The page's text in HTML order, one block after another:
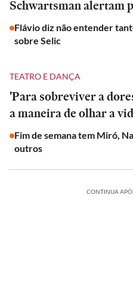
Schwartsman alertam
Flávio diz não entender
sobre Selic
TEATRO E DANÇA
'Para sobreviver a
a maneira de olhar a
Fim de semana tem Miró,
outros
CONTINUA